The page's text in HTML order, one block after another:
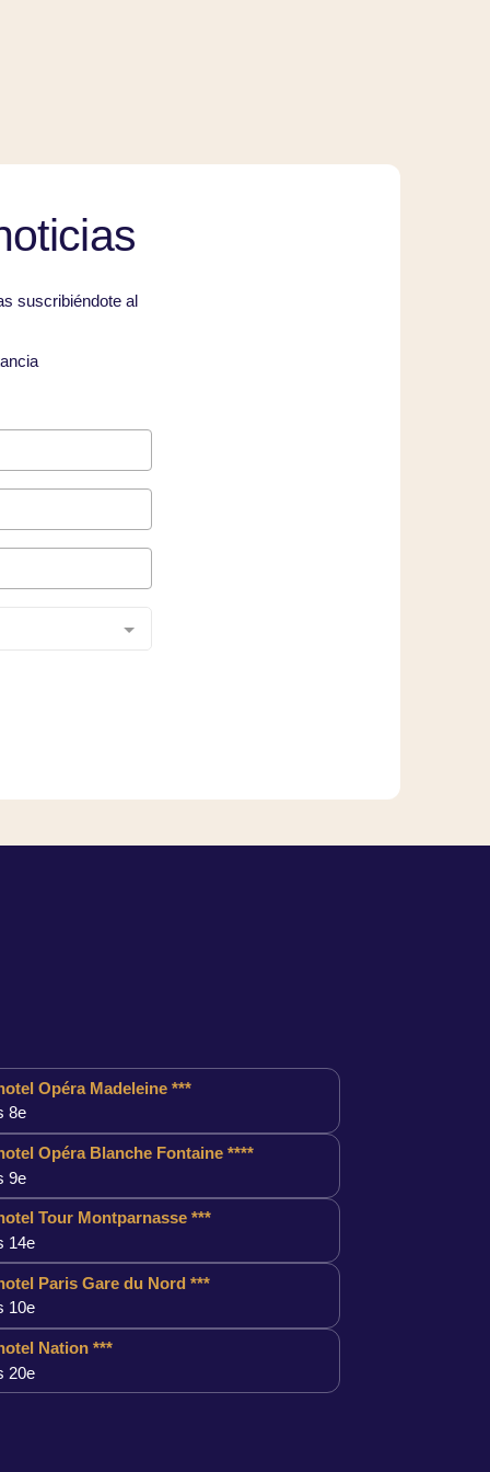
suscribiéndote al
Opéra Madeleine ***
8e
Opéra Blanche Fontaine ****
9e
Tour Montparnasse ***
14e
Paris Gare du Nord ***
10e
Nation ***
20e